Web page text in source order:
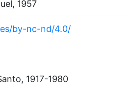
1957
by-nc-nd/4.0/
1917-1980